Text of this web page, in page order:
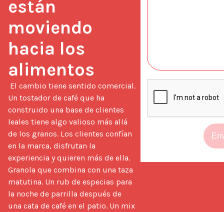
están
moviendo
hacia los
alimentos
Un tostador de café que ha
construido una base de clientes
leales tiene algo valioso más allá
de los granos. Los clientes confían
en la marca, disfrutan la
experiencia y quieren más de ella.
Granola que combina con una taza
matutina. Un rub de especias para
la noche de parrilla después de
una cata de café en el patio. Un mix